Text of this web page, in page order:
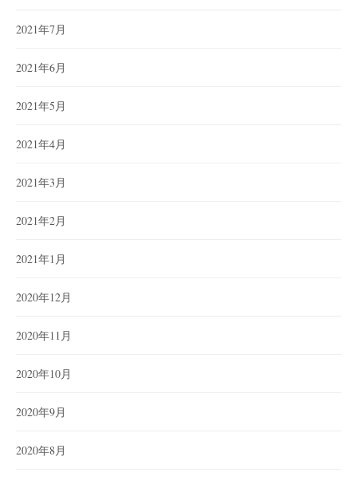
2021年7月
2021年6月
2021年5月
2021年4月
2021年3月
2021年2月
2021年1月
2020年12月
2020年11月
2020年10月
2020年9月
2020年8月